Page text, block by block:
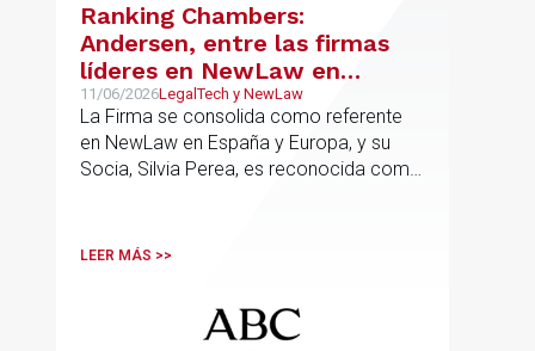
Ranking Chambers:
Andersen, entre las firmas
líderes en NewLaw en
España y Europa
11/06/2026LegalTech y NewLaw
La Firma se consolida como referente
en NewLaw en España y Europa, y su
Socia, Silvia Perea, es reconocida como
LEER MÁS >>